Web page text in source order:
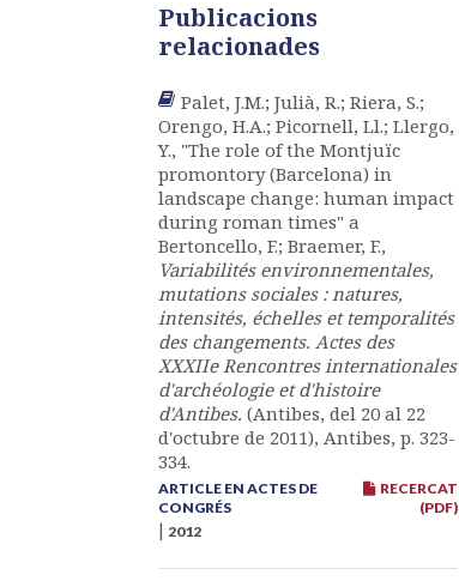
Publicacions
relacionades
Palet, J.M.; Julià, R.; Riera, S.;
Orengo, H.A.; Picornell, Ll.; Llergo,
Y., "The role of the Montjuïc
promontory (Barcelona) in
landscape change: human impact
during roman times" a
Bertoncello, F.; Braemer, F.,
Variabilités environnementales,
mutations sociales : natures,
intensités, échelles et temporalités
des changements. Actes des
XXXIIe Rencontres internationales
d'archéologie et d'histoire
d'Antibes. (Antibes, del 20 al 22
d'octubre de 2011), Antibes, p. 323-
334.
RECERCAT
(PDF)
ARTICLE EN ACTES DE
CONGRÉS
| 2012